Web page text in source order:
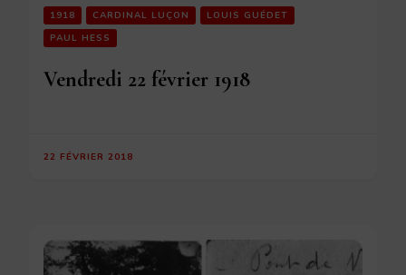
1918 CARDINAL LUÇON
LOUIS GUÉDET
PAUL HESS
Vendredi 22 février 1918
22 FÉVRIER 2018